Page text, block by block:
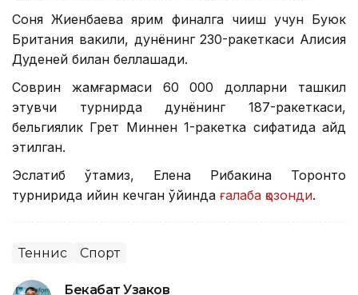
Соня Жиенбаева ярим финалга чиқиш учун Буюк
Британия вакили, дунёнинг 230-ракеткаси Алисия
Дуденей билан беллашади.
Соврин жамғармаси 60 000 долларни ташкил
этувчи турнирда дунёнинг 187-ракеткаси,
бельгиялик Грет Миннен 1-ракетка сифатида қайд
этилган.
Эслатиб ўтамиз, Елена Рибакина Торонто
турнирида қийин кечган ўйинда ғалаба қозонди.
Теннис Спорт
Бекабат Узаков